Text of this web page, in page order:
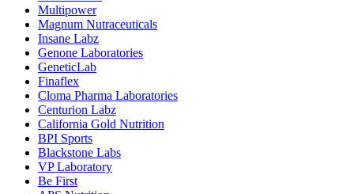
Multipower
Magnum Nutraceuticals
Insane Labz
Genone Laboratories
GeneticLab
Finaflex
Cloma Pharma Laboratories
Centurion Labz
California Gold Nutrition
BPI Sports
Blackstone Labs
VP Laboratory
Be First